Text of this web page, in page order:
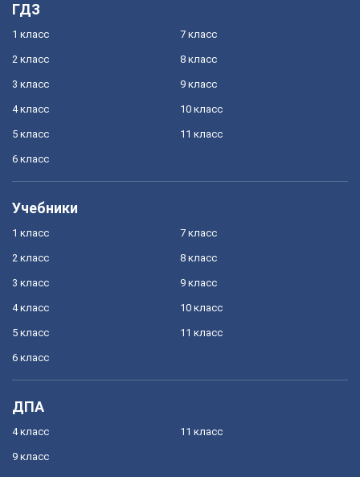
ГДЗ
1 класс
2 класс
3 класс
4 класс
5 класс
6 класс
7 класс
8 класс
9 класс
10 класс
11 класс
Учебники
1 класс
2 класс
3 класс
4 класс
5 класс
6 класс
7 класс
8 класс
9 класс
10 класс
11 класс
ДПА
4 класс
9 класс
11 класс